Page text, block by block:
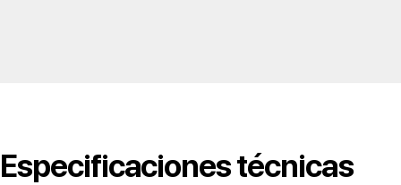
Especificaciones técnicas